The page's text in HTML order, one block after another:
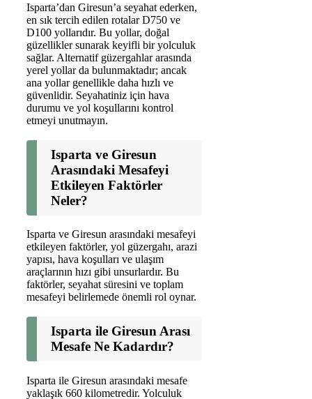
Isparta’dan Giresun’a seyahat ederken,
en sık tercih edilen rotalar D750 ve
D100 yollarıdır. Bu yollar, doğal
güzellikler sunarak keyifli bir yolculuk
sağlar. Alternatif güzergahlar arasında
yerel yollar da bulunmaktadır; ancak
ana yollar genellikle daha hızlı ve
güvenlidir. Seyahatiniz için hava
durumu ve yol koşullarını kontrol
etmeyi unutmayın.
Isparta ve Giresun
Arasındaki Mesafeyi
Etkileyen Faktörler
Neler?
Isparta ve Giresun arasındaki mesafeyi
etkileyen faktörler, yol güzergahı, arazi
yapısı, hava koşulları ve ulaşım
araçlarının hızı gibi unsurlardır. Bu
faktörler, seyahat süresini ve toplam
mesafeyi belirlemede önemli rol oynar.
Isparta ile Giresun Arası
Mesafe Ne Kadardır?
Isparta ile Giresun arasındaki mesafe
yaklaşık 660 kilometredir. Yolculuk